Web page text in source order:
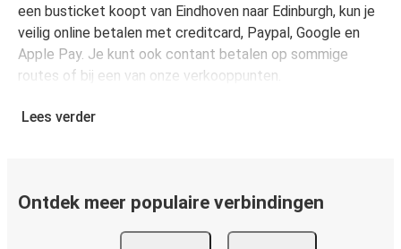
een busticket koopt van Eindhoven naar Edinburgh, kun je
veilig online betalen met creditcard, Paypal, Google en
Apple Pay. Je kunt ook contant betalen op sommige
routes of bij een van onze verkooppunten.
Lees verder
Ontdek meer populaire verbindingen